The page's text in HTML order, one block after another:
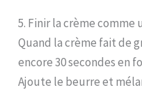
5. Finir la crème comme
Quand la crème fait de
encore 30 secondes en
Ajoute le beurre et